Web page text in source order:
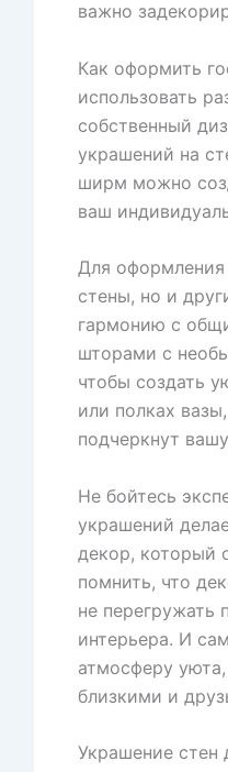
важно
Как оформить
использовать
собственный
украшений на
ширм можно
ваш
Для оформления
стены, но и
гармонию с
шторами с
чтобы создать
или полках
подчеркнут
Не бойтесь
украшений
декор, который
помнить, что
не перегружать
интерьера. И
атмосферу
близкими и
Украшение стен